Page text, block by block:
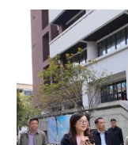
会展
悦读
亚太网 上